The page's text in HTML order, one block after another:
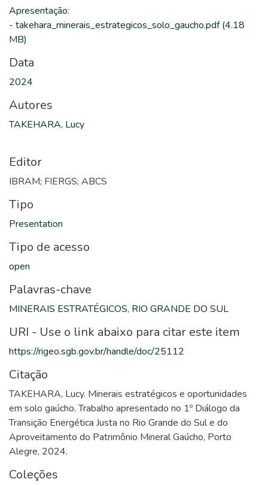
Apresentação:
- takehara_minerais_estrategicos_solo_gaucho.pdf(4.18
MB)
Data
2024
Autores
TAKEHARA, Lucy
Editor
IBRAM; FIERGS; ABCS
Tipo
Presentation
Tipo de acesso
open
Palavras-chave
MINERAIS ESTRATÉGICOS, RIO GRANDE DO SUL
URI - Use o link abaixo para citar este item
https://rigeo.sgb.gov.br/handle/doc/25112
Citação
TAKEHARA, Lucy. Minerais estratégicos e oportunidades
em solo gaúcho. Trabalho apresentado no 1º Diálogo da
Transição Energética Justa no Rio Grande do Sul e do
Aproveitamento do Patrimônio Mineral Gaúcho, Porto
Alegre, 2024.
Coleções